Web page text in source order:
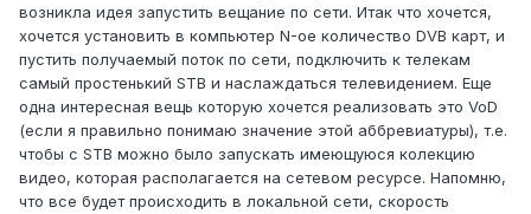
возникла идея запустить вещание по сети. Итак что хочется,
хочется установить в компьютер N-ое количество DVB карт, и
пустить получаемый поток по сети, подключить к телекам
самый простенький STB и наслаждаться телевидением. Еще
одна интересная вещь которую хочется реализовать это VoD
(если я правильно понимаю значение этой аббревиатуры), т.е.
чтобы с STB можно было запускать имеющуюся колекцию
видео, которая располагается на сетевом ресурсе. Напомню,
что все будет происходить в локальной сети, скорость